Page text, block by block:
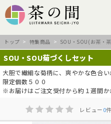
トップ > 特集商品 > SOU・SOU(お茶・茶
SOU・SOU菊づくしセット
大胆で繊細な菊柄に、爽やかな色合い
限定個数５００
※お届けはご注文受付から約１週間か
レビュー0件